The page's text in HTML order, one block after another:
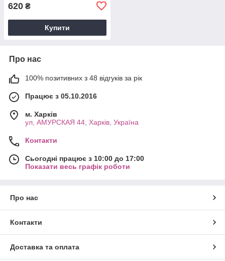
620 ₴
Купити
Про нас
100% позитивних з 48 відгуків за рік
Працює з 05.10.2016
м. Харків
ул, АМУРСКАЯ 44, Харків, Україна
Контакти
Сьогодні працює з 10:00 до 17:00
Показати весь графік роботи
Про нас
Контакти
Доставка та оплата